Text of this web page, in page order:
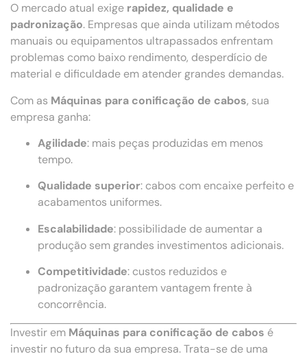
O mercado atual exige rapidez, qualidade e
padronização. Empresas que ainda utilizam métodos
manuais ou equipamentos ultrapassados enfrentam
problemas como baixo rendimento, desperdício de
material e dificuldade em atender grandes demandas.
Com as Máquinas para conificação de cabos, sua
empresa ganha:
Agilidade: mais peças produzidas em menos
tempo.
Qualidade superior: cabos com encaixe perfeito e
acabamentos uniformes.
Escalabilidade: possibilidade de aumentar a
produção sem grandes investimentos adicionais.
Competitividade: custos reduzidos e
padronização garantem vantagem frente à
concorrência.
Investir em Máquinas para conificação de cabos é
investir no futuro da sua empresa. Trata-se de uma